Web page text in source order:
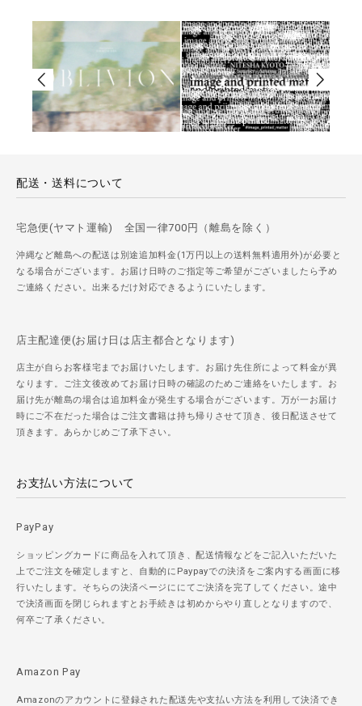
配送・送料について
宅急便(ヤマト運輸) 全国一律700円（離島を除く）
沖縄など離島への配送は別途追加料金(1万円以上の送料無料適用外)が必要と
なる場合がございます。お届け日時のご指定等ご希望がございましたら予め
ご連絡ください。出来るだけ対応できるようにいたします。
店主配達便(お届け日は店主都合となります)
店主が自らお客様宅までお届けいたします。お届け先住所によって料金が異
なります。ご注文後改めてお届け日時の確認のためご連絡をいたします。お
届け先が離島の場合は追加料金が発生する場合がございます。万が一お届け
時にご不在だった場合はご注文書籍は持ち帰りさせて頂き、後日配送させて
頂きます。あらかじめご了承下さい。
お支払い方法について
PayPay
ショッピングカードに商品を入れて頂き、配送情報などをご記入いただいた
上でご注文を確定しますと、自動的にPaypayでの決済をご案内する画面に移
行いたします。そちらの決済ページににてご決済を完了してください。途中
で決済画面を閉じられますとお手続きは初めからやり直しとなりますので、
何卒ご了承ください。
Amazon Pay
Amazonのアカウントに登録された配送先や支払い方法を利用して決済でき